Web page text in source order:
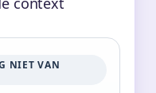
NIET VAN